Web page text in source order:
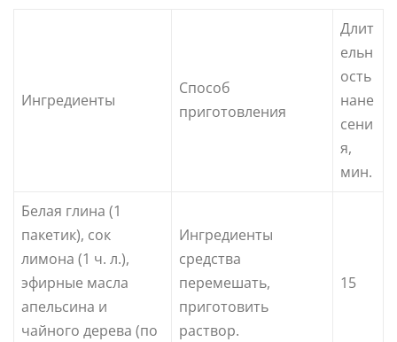
Ингредиенты
Способ
приготовления
Длит
ельн
ость
нане
сени
я,
мин.
Белая глина (1
пакетик), сок
лимона (1 ч. л.),
эфирные масла
апельсина и
чайного дерева (по
Ингредиенты
средства
перемешать,
приготовить
раствор.
15